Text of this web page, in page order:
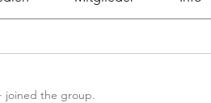
· joined the group.